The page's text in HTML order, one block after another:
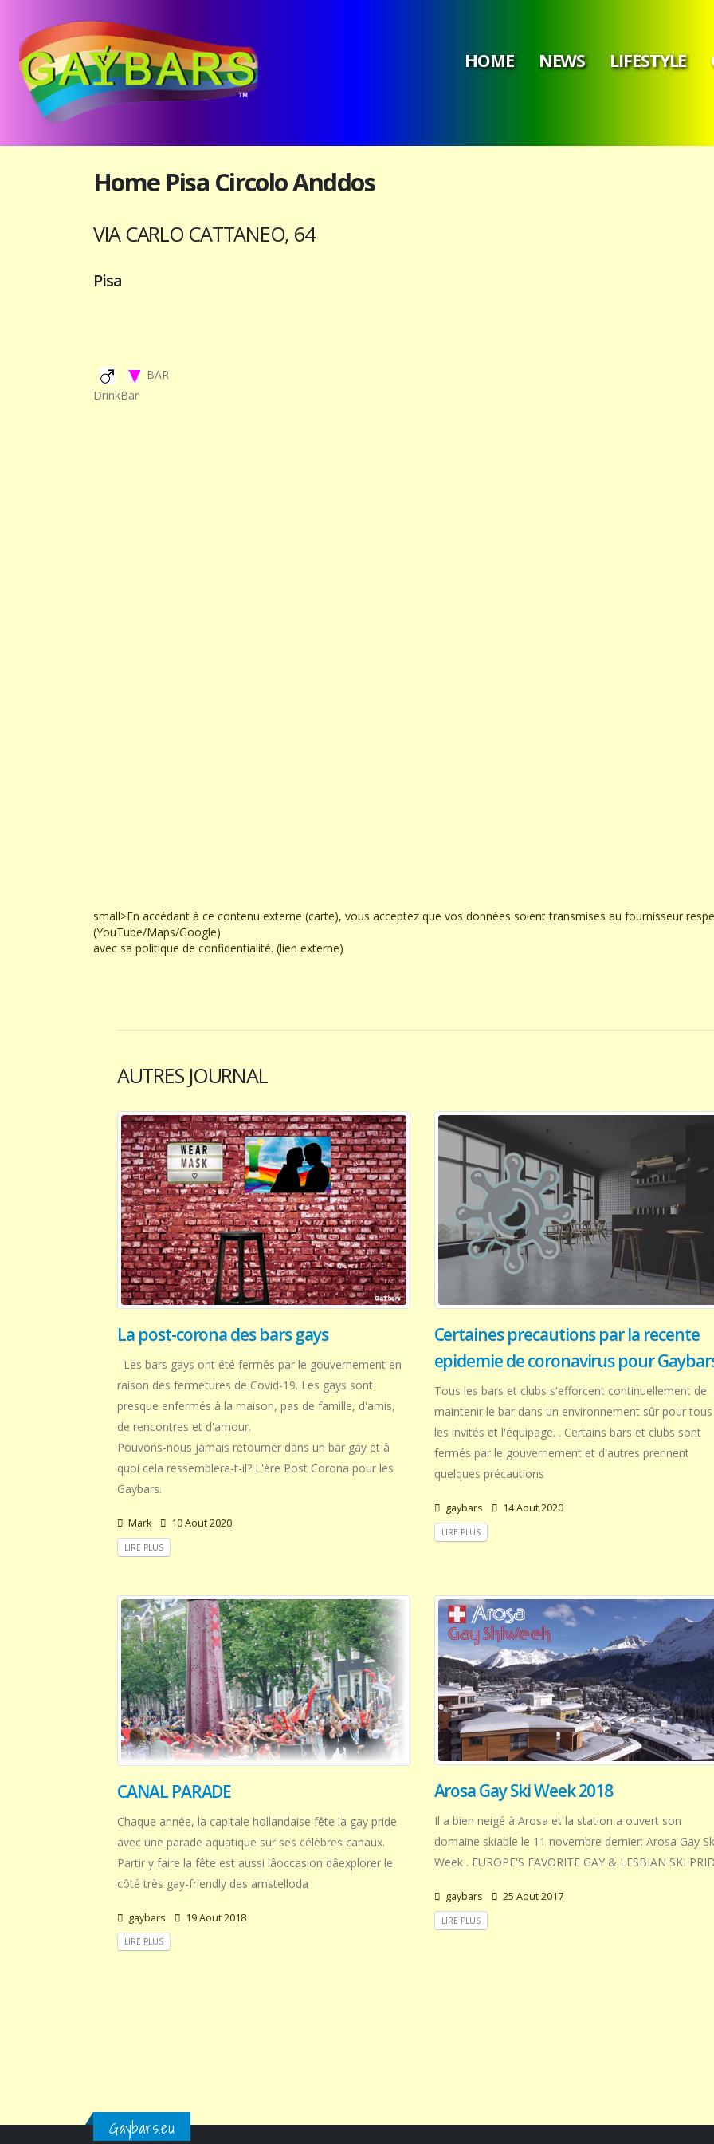
HOME NEWS LIFESTYLE
Home Pisa Circolo Anddos
VIA CARLO CATTANEO, 64
Pisa
BAR
DrinkBar
small>En accédant à ce contenu externe (carte), vous acceptez que vos données soient transmises au fournisseur
(YouTube/Maps/Google)
avec sa politique de confidentialité. (lien externe)
AUTRES JOURNAL
La post-corona des bars gays
Les bars gays ont été fermés par le gouvernement en
raison des fermetures de Covid-19. Les gays sont
presque enfermés à la maison, pas de famille, d'amis,
de rencontres et d'amour.
Pouvons-nous jamais retourner dans un bar gay et à
quoi cela ressemblera-t-il? L'ère Post Corona pour les
Gaybars.
Mark 10 Aout 2020
LIRE PLUS
Certaines precautions par la recente
epidemie de coronavirus pour
Tous les bars et clubs s'efforcent continuellement de
maintenir le bar dans un environnement sûr pour tous
les invités et l'équipage. . Certains bars et clubs sont
fermés par le gouvernement et d'autres prennent
quelques précautions
gaybars 14 Aout 2020
LIRE PLUS
CANAL PARADE
Chaque année, la capitale hollandaise fête la gay pride
avec une parade aquatique sur ses célèbres canaux.
Partir y faire la fête est aussi lâoccasion dâexplorer le
côté très gay-friendly des amstelloda
gaybars 19 Aout 2018
LIRE PLUS
Arosa Gay Ski Week 2018
Il a bien neigé à Arosa et la station a ouvert son
domaine skiable le 11 novembre dernier: Arosa Gay
Week . EUROPE'S FAVORITE GAY & LESBIAN SKI
gaybars 25 Aout 2017
LIRE PLUS
Gaybars.eu